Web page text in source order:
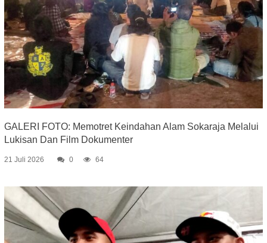
GALERI FOTO: Memotret Keindahan Alam Sokaraja Melalui
Lukisan Dan Film Dokumenter
21 Juli 2026 0 64